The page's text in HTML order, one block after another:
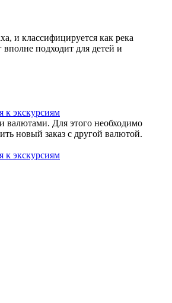
и классифицируется как река
вполне подходит для детей и
к экскурсиям
валютами. Для этого необходимо
новый заказ с другой валютой.
к экскурсиям